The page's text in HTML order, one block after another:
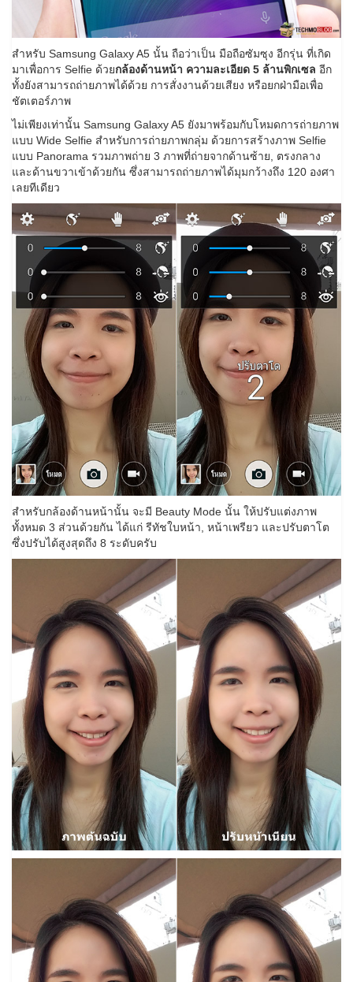
สำหรับ Samsung Galaxy A5 นั้น ถือว่าเป็น มือถือซัมซุง อีกรุ่น ที่เกิด
มาเพื่อการ Selfie ด้วยกล้องด้านหน้า ความละเอียด 5 ล้านพิกเซล อีก
ทั้งยังสามารถถ่ายภาพได้ด้วย การสั่งงานด้วยเสียง หรือยกฝ่ามือเพื่อ
ชัตเตอร์ภาพ
ไม่เพียงเท่านั้น Samsung Galaxy A5 ยังมาพร้อมกับโหมดการถ่ายภาพ
แบบ Wide Selfie สำหรับการถ่ายภาพกลุ่ม ด้วยการสร้างภาพ Selfie
แบบ Panorama รวมภาพถ่าย 3 ภาพที่ถ่ายจากด้านซ้าย, ตรงกลาง
และด้านขวาเข้าด้วยกัน ซึ่งสามารถถ่ายภาพได้มุมกว้างถึง 120 องศา
เลยทีเดียว
สำหรับกล้องด้านหน้านั้น จะมี Beauty Mode นั้น ให้ปรับแต่งภาพ
ทั้งหมด 3 ส่วนด้วยกัน ได้แก่ รีทัชใบหน้า, หน้าเพรียว และปรับตาโต
ซึ่งปรับได้สูงสุดถึง 8 ระดับครับ